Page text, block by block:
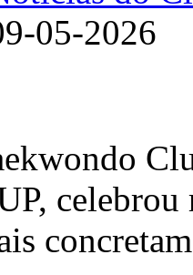
05-2026
celebrou